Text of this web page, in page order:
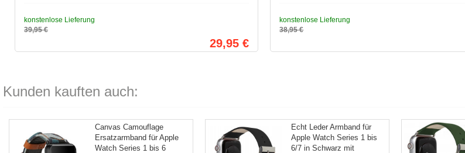
konstenlose Lieferung
39,95 €
29,95 €
konstenlose Lieferung
38,95 €
Kunden kauften auch:
Canvas Camouflage
Ersatzarmband für Apple
Watch Series 1 bis 6
Echt Leder Armband für
Apple Watch Series 1 bis
6/7 in Schwarz mit